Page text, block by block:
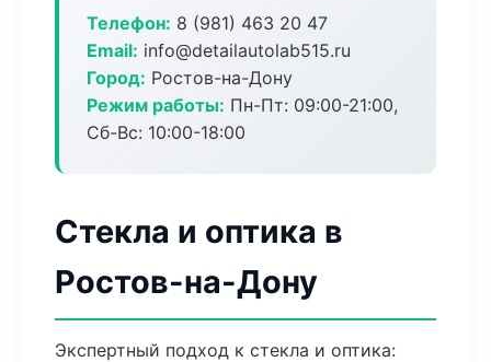
Телефон: 8 (981) 463 20 47
Email: info@detailautolab515.ru
Город: Ростов-на-Дону
Режим работы: Пн-Пт: 09:00-21:00,
Сб-Вс: 10:00-18:00
Стекла и оптика в
Ростов-на-Дону
Экспертный подход к стекла и оптика: